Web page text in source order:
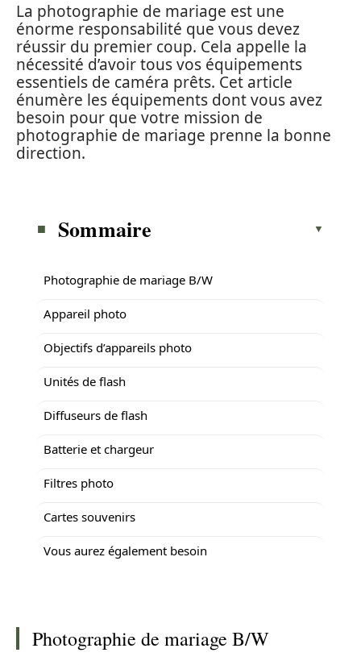
La photographie de mariage est une
énorme responsabilité que vous devez
réussir du premier coup. Cela appelle la
nécessité d’avoir tous vos équipements
essentiels de caméra prêts. Cet article
énumère les équipements dont vous avez
besoin pour que votre mission de
photographie de mariage prenne la bonne
direction.
Sommaire
Photographie de mariage B/W
Appareil photo
Objectifs d’appareils photo
Unités de flash
Diffuseurs de flash
Batterie et chargeur
Filtres photo
Cartes souvenirs
Vous aurez également besoin
Photographie de mariage B/W